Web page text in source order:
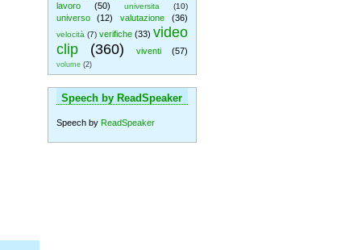
lavoro
(50) universita (10)
universo (12) valutazione (36)
velocità (7) verifiche (33) video
clip
(360) viventi (57)
volume (2)
Speech by ReadSpeaker
Speech by ReadSpeaker